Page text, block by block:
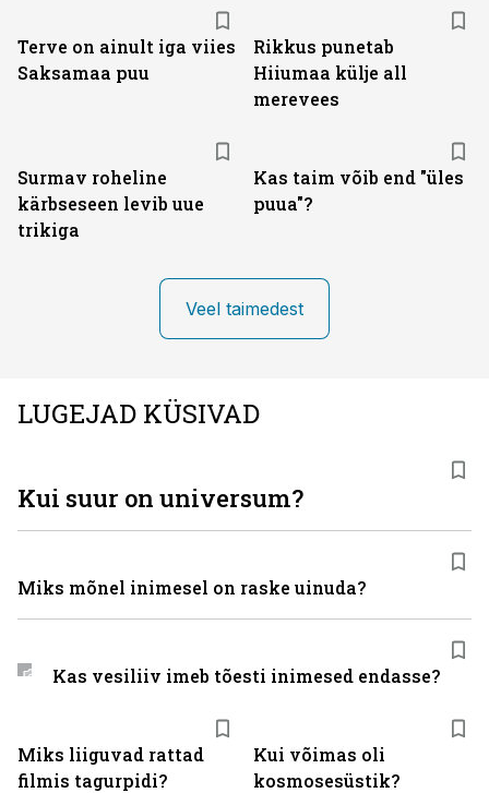
Terve on ainult iga viies
Saksamaa puu
Rikkus punetab
Hiiumaa külje all
merevees
Surmav roheline
kärbseseen levib uue
trikiga
Kas taim võib end "üles
puua"?
Veel taimedest
LUGEJAD KÜSIVAD
Miks liiguvad rattad
filmis tagurpidi?
Kui võimas oli
kosmosesüstik?
Kui suur on universum?
Miks mõnel inimesel on raske uinuda?
Kas vesiliiv imeb tõesti inimesed endasse?